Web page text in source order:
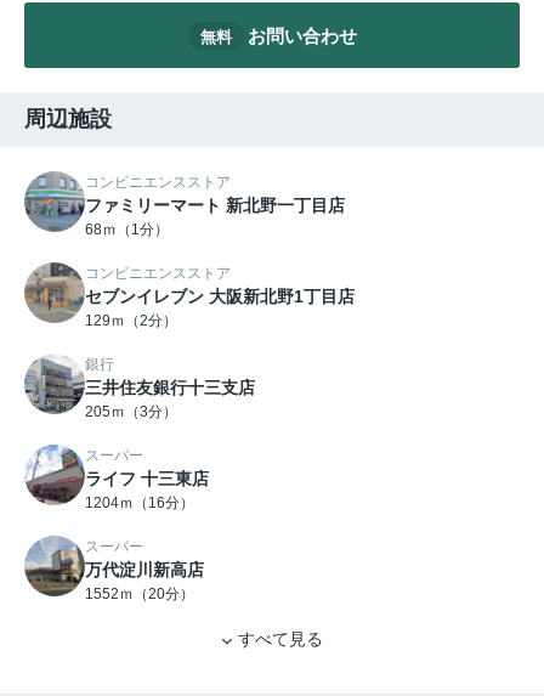
無料 お問い合わせ
周辺施設
コンビニエンスストア
ファミリーマート 新北野一丁目店
68ｍ（1分）
コンビニエンスストア
セブンイレブン 大阪新北野1丁目店
129ｍ（2分）
銀行
三井住友銀行十三支店
205ｍ（3分）
スーパー
ライフ 十三東店
1204ｍ（16分）
スーパー
万代淀川新高店
1552ｍ（20分）
すべて見る